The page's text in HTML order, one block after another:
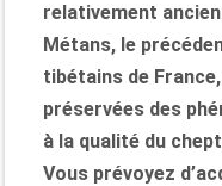
relativement
Métans, le
tibétains de
préservées des
à la qualité du
Vous prévoyez